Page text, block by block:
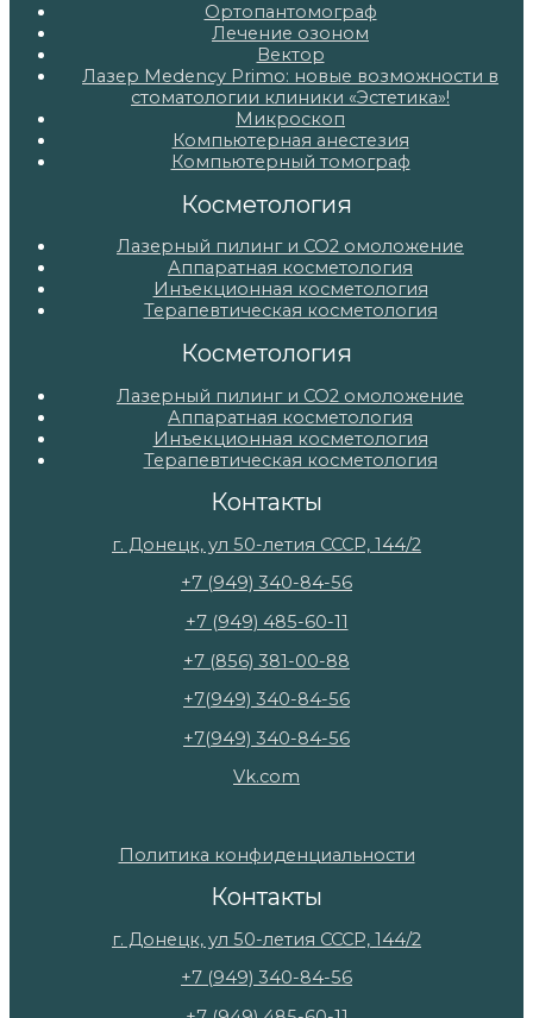
Ортопантомограф
Лечение озоном
Вектор
Лазер Medency Primo: новые возможности в
стоматологии клиники «Эстетика»!
Микроскоп
Компьютерная анестезия
Компьютерный томограф
Косметология
Лазерный пилинг и СО2 омоложение
Аппаратная косметология
Инъекционная косметология
Терапевтическая косметология
Косметология
Лазерный пилинг и СО2 омоложение
Аппаратная косметология
Инъекционная косметология
Терапевтическая косметология
Контакты
г. Донецк, ул 50-летия СССР, 144/2
+7 (949) 340-84-56
+7 (949) 485-60-11
+7 (856) 381-00-88
+7(949) 340-84-56
+7(949) 340-84-56
Vk.com
Политика конфиденциальности
Контакты
г. Донецк, ул 50-летия СССР, 144/2
+7 (949) 340-84-56